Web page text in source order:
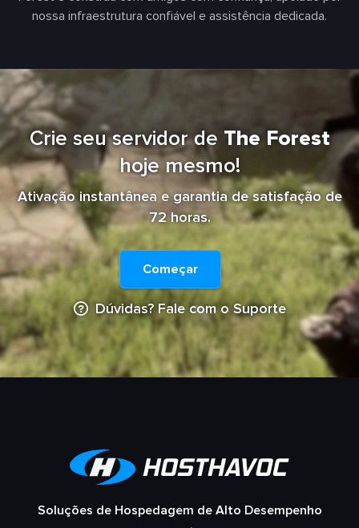
nossa infraestrutura confiável e assistência dedicada.
Crie seu servidor de The Forest
hoje mesmo!
Ativação instantânea e garantia de satisfação de
72 horas.
Começar
Dúvidas? Fale com o Suporte
Soluções de Hospedagem de Alto Desempenho